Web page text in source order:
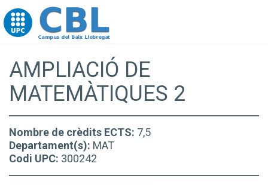
Go to upc.edu
AMPLIACIÓ DE
MATEMÀTIQUES 2
Nombre de crèdits ECTS: 7,5
Departament(s): MAT
Codi UPC: 300242